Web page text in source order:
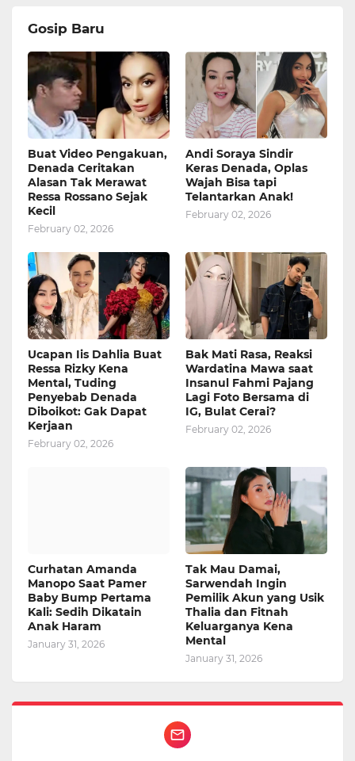
Gosip Baru
Buat Video Pengakuan,
Denada Ceritakan
Alasan Tak Merawat
Ressa Rossano Sejak
Kecil
February 02, 2026
Andi Soraya Sindir
Keras Denada, Oplas
Wajah Bisa tapi
Telantarkan Anak!
February 02, 2026
Ucapan Iis Dahlia Buat
Ressa Rizky Kena
Mental, Tuding
Penyebab Denada
Diboikot: Gak Dapat
Kerjaan
February 02, 2026
Bak Mati Rasa, Reaksi
Wardatina Mawa saat
Insanul Fahmi Pajang
Lagi Foto Bersama di
IG, Bulat Cerai?
February 02, 2026
Curhatan Amanda
Manopo Saat Pamer
Baby Bump Pertama
Kali: Sedih Dikatain
Anak Haram
January 31, 2026
Tak Mau Damai,
Sarwendah Ingin
Pemilik Akun yang Usik
Thalia dan Fitnah
Keluarganya Kena
Mental
January 31, 2026